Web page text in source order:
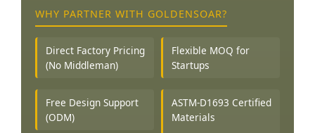
WHY PARTNER WITH GOLDENSOAR?
Direct Factory Pricing
(No Middleman)
Flexible MOQ for
Startups
Free Design Support
(ODM)
ASTM-D1693 Certified
Materials